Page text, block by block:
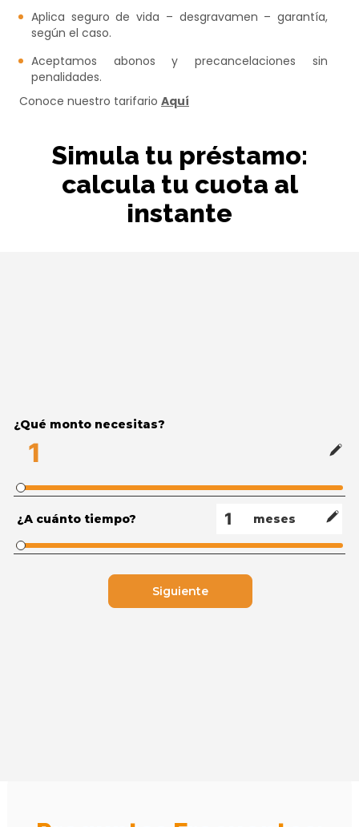
Aplica seguro de vida – desgravamen – garantía,
según el caso.
Aceptamos abonos y precancelaciones sin
penalidades.
Conoce nuestro tarifario Aquí
Simula tu préstamo:
calcula tu cuota al
instante
¿Qué monto necesitas?
¿A cuánto tiempo? meses
Siguiente